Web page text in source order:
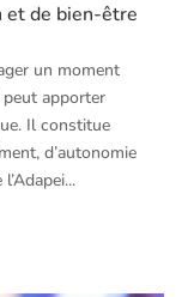
et de bien-être
un moment
apporter
Il constitue
d’autonomie